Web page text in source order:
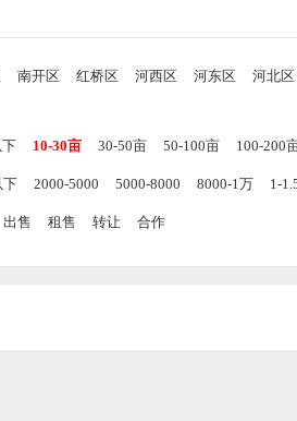
南开区 红桥区 河西区 河东区
河北区
下 10-30亩 30-50亩 50-100亩 100-200
下 2000-5000 5000-8000 8000-1万 1-
出售 租售 转让 合作